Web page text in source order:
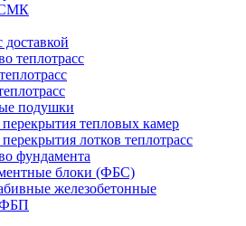
СМК
доставкой
теплотрасс
подушки
тепловых камер
лотков теплотрасс
фундамента
блоки (ФБС)
железобетонные
ФБП